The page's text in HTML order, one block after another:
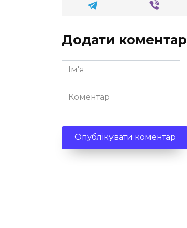
Додати коментар
Ім'я
*
Коментар